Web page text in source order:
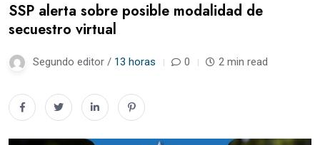
SSP alerta sobre posible modalidad de
secuestro virtual
Segundo editor / 13 horas 0 2 min read